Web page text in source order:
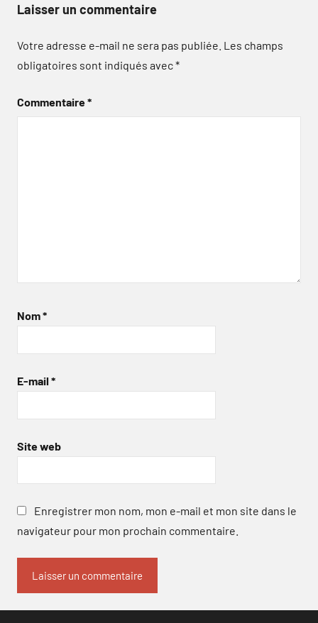
Laisser un commentaire
Votre adresse e-mail ne sera pas publiée. Les champs
obligatoires sont indiqués avec*
Commentaire*
Nom*
E-mail *
Site web
Enregistrer mon nom, mon e-mail et mon site dans le
navigateur pour mon prochain commentaire.